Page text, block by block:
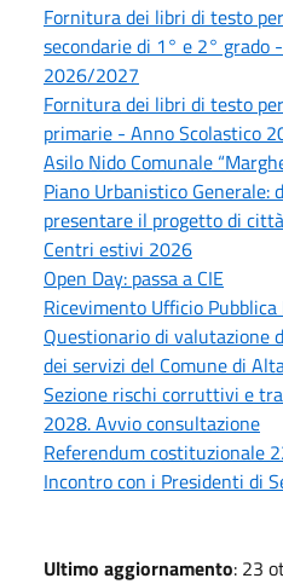
Fornitura dei libri di testo
secondarie di 1° e 2° grado
2026/2027
Fornitura dei libri di testo
primarie - Anno Scolastico
Asilo Nido Comunale
Piano Urbanistico
presentare il progetto di città
Centri estivi 2026
Open Day: passa a CIE
Ricevimento Ufficio
Questionario di valutazione
dei servizi del Comune di
Sezione rischi corruttivi e
2028. Avvio consultazione
Referendum costituzionale
Incontro con i Presidenti di
Ultimo aggiornamento: 23